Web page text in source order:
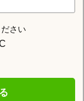
さい